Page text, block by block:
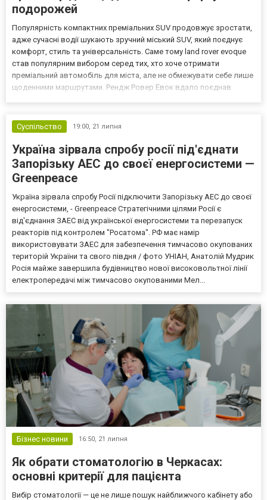
подорожей
Популярність компактних преміальних SUV продовжує зростати,
адже сучасні водії шукають зручний міський SUV, який поєднує
комфорт, стиль та універсальність. Саме тому land rover evoque
став популярним вибором серед тих, хто хоче отримати
преміальний автомобіль для міста, але не обмежувати себе лише
щоденними маршрутами. Рендж Ровер Евок вдало поєднав
Суспільство
19:00, 21 липня
Україна зірвала спробу росії під'єднати
Запорізьку АЕС до своєї енергосистеми —
Greenpeace
Україна зірвала спробу Росії підключити Запорізьку АЕС до своєї
енергосистеми, - Greenpeace Стратегічними цілями Росії є
від'єднання ЗАЕС від української енергосистеми та перезапуск
реакторів під контролем "Росатома". РФ має намір
використовувати ЗАЕС для забезпечення тимчасово окупованих
територій України та свого півдня / фото УНІАН, Анатолій Мудрик
Росія майже завершила будівництво нової високовольтної лінії
електропередачі між тимчасово окупованими Мел...
Бізнес новини 16:50, 21 липня
Як обрати стоматологію в Черкасах:
основні критерії для пацієнта
Вибір стоматології — це не лише пошук найближчого кабінету або